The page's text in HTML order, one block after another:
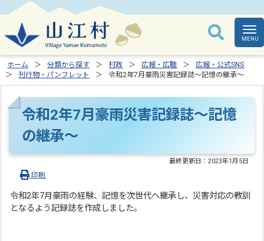
ホーム 分類から探す 村政 広報・広聴
広報・公式SNS
刊行物・パンフレット
令和2年7月豪雨災害記録誌～記憶の継承～
令和2年7月豪雨災害記録誌～記憶
の継承～
最終更新日：2023年1月5日
印刷
令和2年7月豪雨の経験、記憶を次世代へ継承し、災害対応の教訓
となるよう記録誌を作成しました。